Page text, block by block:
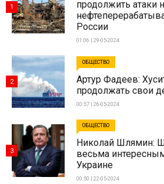
продолжить атаки
России
01:06 | 29-05-2024
1
ОБЩЕСТВО
Артур Фадеев:
продолжать свои
00:57 | 26-05-2024
2
ОБЩЕСТВО
Николай Шлямин:
весьма
Украине
00:50 | 22-05-2024
3